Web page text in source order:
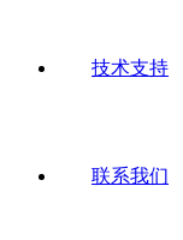
技术支持
联系我们